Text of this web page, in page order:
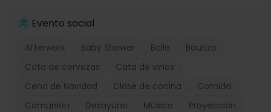
Evento social
Afterwork Baby Shower Baile
Bautizo
Cata de cervezas
Cata de vinos
Cena de Navidad
Clase de cocina
Comida
Comunión
Desayuno Música
Proyección